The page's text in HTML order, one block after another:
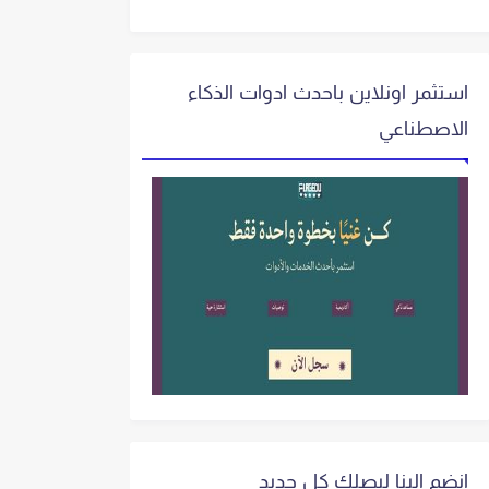
استثمر اونلاين باحدث ادوات الذكاء
الاصطناعي
انضم الينا ليصلك كل جديد